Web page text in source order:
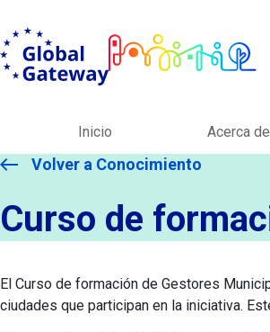
Ir a Global Gateway website
Inicio Acerca
Curso gestores
Volver a Conocimiento
Curso de
El Curso de formación de Gestores
ciudades que participan en la iniciativa.